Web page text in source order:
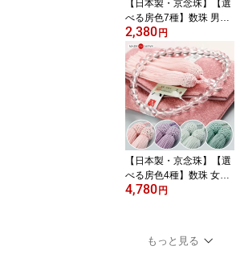
【日本製・京念珠】【選
べる房色7種】数珠 男性
用 22玉 縞黒檀 （艶消
し） 人絹房【略式数珠
黒檀 こくたん 京都 天然
木 木製 記念品 黒色 茶色
マイ数珠 RD RM DIM 20
00100100356】【数珠
袋付き】【ネコポス便送
料無料】
2,380 円
【日本製・京念珠】【選
べる房色4種】数珠 女性
用 約8ミリ 本水晶 共仕立
石 クォーツ 天然石 宗派
共通 ピンク パープル ミ
4,780 円
もっと見る